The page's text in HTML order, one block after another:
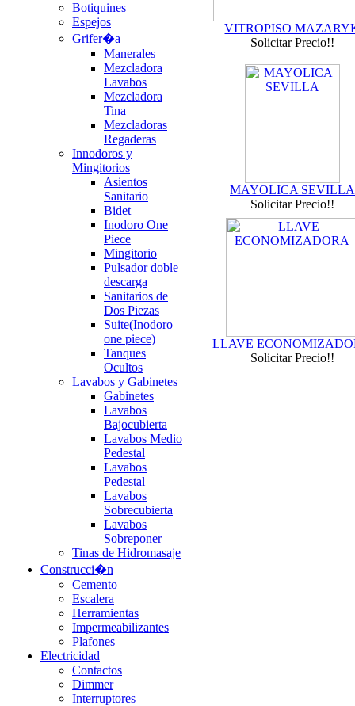
Botiquines
Espejos
Grifer�a
Manerales
Mezcladora
Lavabos
Mezcladora
Tina
Mezcladoras
Regaderas
Innodoros y
Mingitorios
Asientos
Sanitario
Bidet
Inodoro One
Piece
Mingitorio
Pulsador doble
descarga
Sanitarios de
Dos Piezas
Suite(Inodoro
one piece)
Tanques
Ocultos
Lavabos y Gabinetes
Gabinetes
Lavabos
Bajocubierta
Lavabos Medio
Pedestal
Lavabos
Pedestal
Lavabos
Sobrecubierta
Lavabos
Sobreponer
Tinas de Hidromasaje
Construcci�n
Cemento
Escalera
Herramientas
Impermeabilizantes
Plafones
Electricidad
Contactos
Dimmer
Interruptores
VITROPISO
Solicitar Precio!!
MAYOLICA SEVILLA
Solicitar Precio!!
LLAVE
Solicitar Precio!!